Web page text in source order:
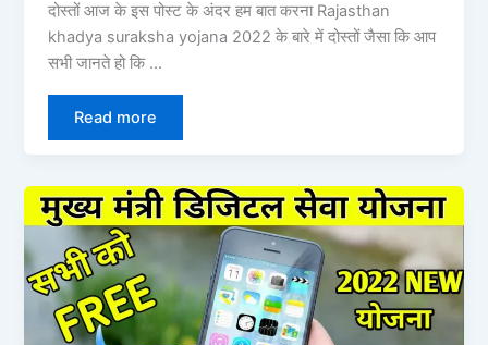
दोस्तों आज के इस पोस्ट के अंदर हम बात करना Rajasthan
khadya suraksha yojana 2022 के बारे में दोस्तों जैसा कि आप
सभी जानते हो कि …
Read more